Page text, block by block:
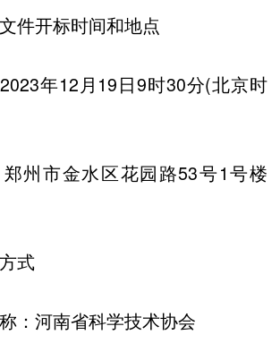
开标时间和地点
年12月19日9时30分(北京时
市金水区花园路53号1号楼
式
河南省科学技术协会